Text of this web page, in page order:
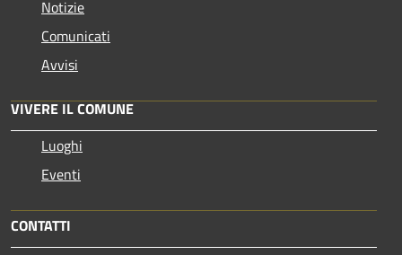
Notizie
Comunicati
Avvisi
VIVERE IL COMUNE
Luoghi
Eventi
CONTATTI